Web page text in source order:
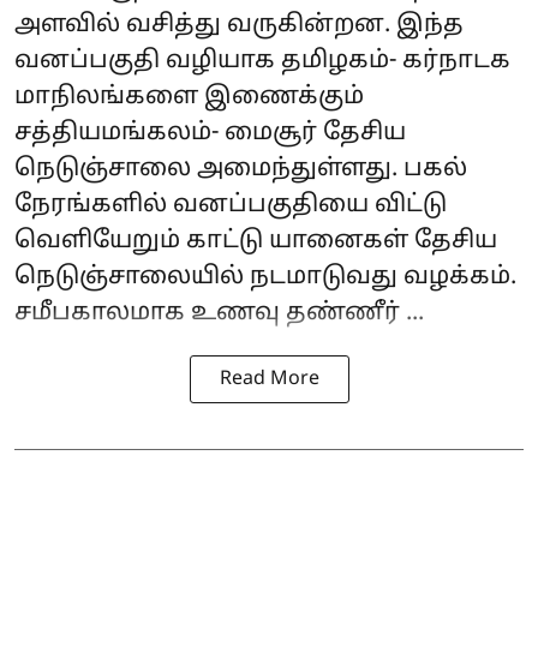
அளவில் வசித்து வருகின்றன. இந்த
வனப்பகுதி வழியாக தமிழகம்- கர்நாடக
மாநிலங்களை இணைக்கும்
சத்தியமங்கலம்- மைசூர் தேசிய
நெடுஞ்சாலை அமைந்துள்ளது. பகல்
நேரங்களில் வனப்பகுதியை விட்டு
வெளியேறும் காட்டு யானைகள் தேசிய
நெடுஞ்சாலையில் நடமாடுவது வழக்கம்.
சமீபகாலமாக உணவு தண்ணீர் ...
Read More